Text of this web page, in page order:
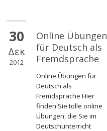
30
Δεκ
2012
Online Übungen
für Deutsch als
Fremdsprache
Online Übungen für
Deutsch als
Fremdsprache Hier
finden Sie tolle online
Übungen, die Sie im
Deutschunterricht